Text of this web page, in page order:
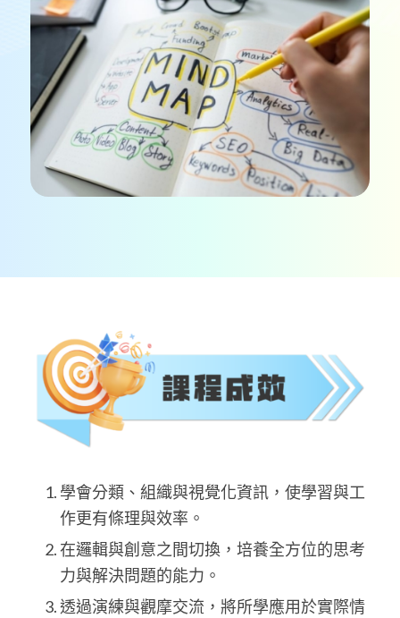
學會分類、組織與視覺化資訊，使學習與工
作更有條理與效率。
在邏輯與創意之間切換，培養全方位的思考
力與解決問題的能力。
透過演練與觀摩交流，將所學應用於實際情